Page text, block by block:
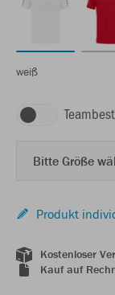
weiß
Bitte Größe
Produkt
Kostenloser
Kauf auf